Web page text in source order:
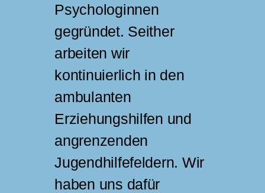
Psychologinnen
gegründet. Seither
arbeiten wir
kontinuierlich in den
ambulanten
Erziehungshilfen und
angrenzenden
Jugendhilfefeldern. Wir
haben uns dafür